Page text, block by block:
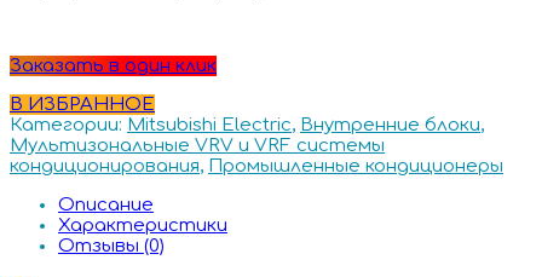
Заказать в один клик
В ИЗБРАННОЕ
Категории: Mitsubishi Electric, Внутренние блоки,
Мультизональные VRV и VRF системы
кондиционирования, Промышленные кондиционеры
Описание
Характеристики
Отзывы (0)